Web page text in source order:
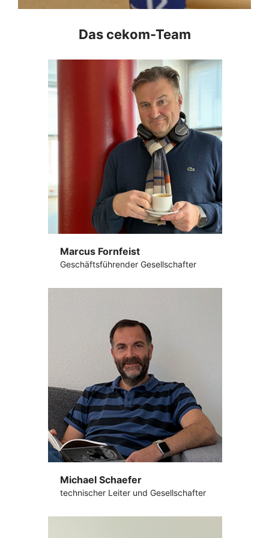
Das cekom-Team
Marcus Fornfeist
Geschäftsführender Gesellschafter
Michael Schaefer
technischer Leiter und Gesellschafter